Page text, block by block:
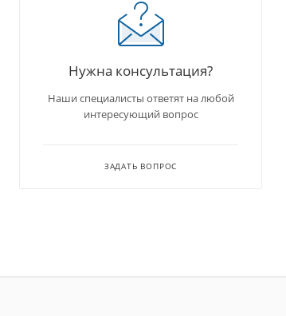
Нужна консультация?
Наши специалисты ответят на любой
интересующий вопрос
ЗАДАТЬ ВОПРОС